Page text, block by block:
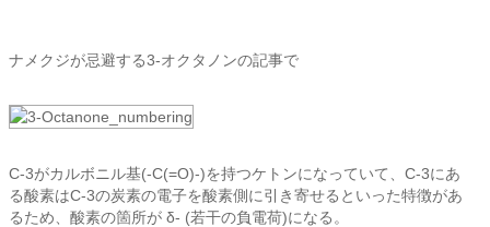
ナメクジが忌避する3-オクタノンの記事で
C-3がカルボニル基(-C(=O)-)を持つケトンになっていて、C-3にあ
る酸素はC-3の炭素の電子を酸素側に引き寄せるといった特徴があ
るため、酸素の箇所が δ- (若干の負電荷)になる。